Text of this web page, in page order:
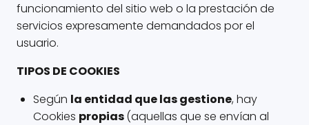
funcionamiento del sitio web o la prestación de
servicios expresamente demandados por el
usuario.
TIPOS DE COOKIES
Según la entidad que las gestione, hay
Cookies propias(aquellas que se envían al